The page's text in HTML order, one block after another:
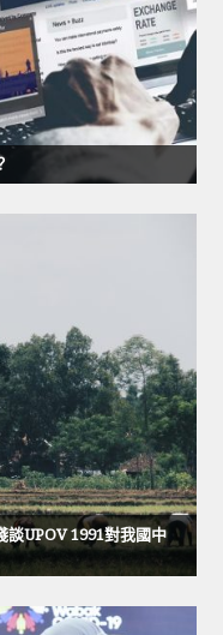
談UPOV 1991對我國中